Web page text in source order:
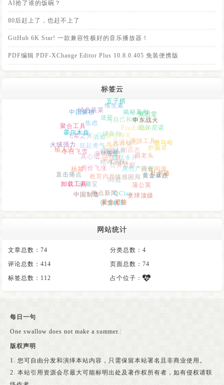
AI抢了谁的饭碗？
80后赶上了，也赶不上了
GitHub 6K Star! 一款兼容性极好的音乐播放器！
PDF编辑 PDF-XChange Editor Plus 10.8.0.405 免装便携版
标签云
任务提醒
长鑫存储
饮料
布洛芬
肌酐
截图裁剪
改变
身体重启
一键部署
精神小伙
Codex
微信多开
人间百态
天涯社区
微信聊天
一键备份
酒瘾
鼓起勇气
真心话
房价飞涨
教育内卷
80后
情感困局
灰色产业链
崩老头
开源工具
PixiEditor
与自己和解
迷茫
焦虑
飞絮之灾
冬日飞雪
杨絮
余额宝
热点新闻QClaw
蒲公英
药食同源
护脑草
厄尔尼诺
揭秘真相
维生素
绿色蔬菜
聚合工具
输入法
直击痛点
中国制造
张雪机车
全球顶级
杜卡迪
雅马哈
慎思堂
五子棋
中国象棋
火绒强力
卸载工具
黄金避险
黄金暴跌
中东战火
霍尔木兹
网站统计
文章总数：74
分类总数：4
评论总数：414
页面总数：74
标签总数：112
占个位子：
每日一句
One swallow does not make a summer.
版权声明
1. 您可自由分发和演绎本站内容，只需保留本站署名且非商业使用。
2. 本站引用资源会尽最大可能标明出处及著作权所有者，如有侵权请联